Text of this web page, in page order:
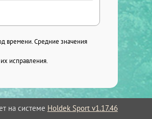
времени. Средние значения
исправления.
на системе Holdek Sport v1.17.46